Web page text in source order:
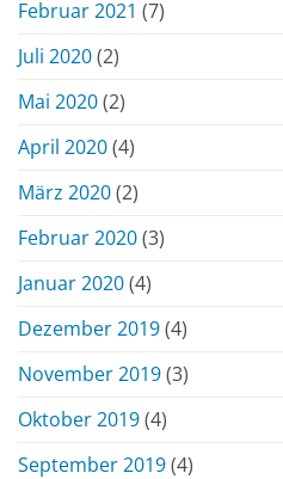
Februar 2021 (7)
Juli 2020(2)
Mai 2020(2)
April 2020(4)
März 2020(2)
Februar 2020(3)
Januar 2020(4)
Dezember 2019(4)
November 2019(3)
Oktober 2019(4)
September 2019(4)